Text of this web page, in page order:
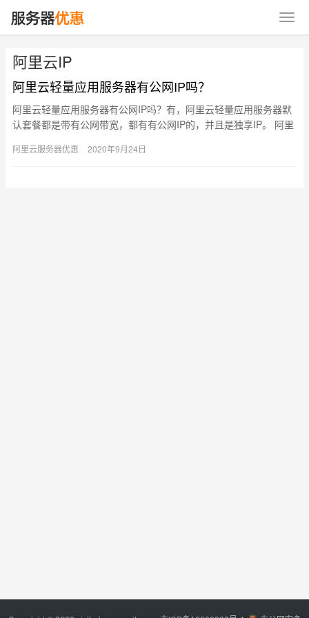
阿里云IP
阿里云轻量应用服务器有公网IP吗？
阿里云轻量应用服务器有公网IP吗？有，阿里云轻量应用服务器默
认套餐都是带有公网带宽，都有有公网IP的，并且是独享IP。 阿里
阿里云服务器优惠 2020年9月24日